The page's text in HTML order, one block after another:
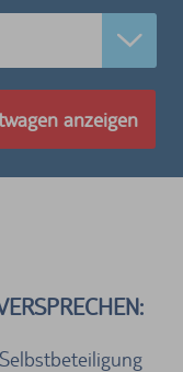
anzeigen